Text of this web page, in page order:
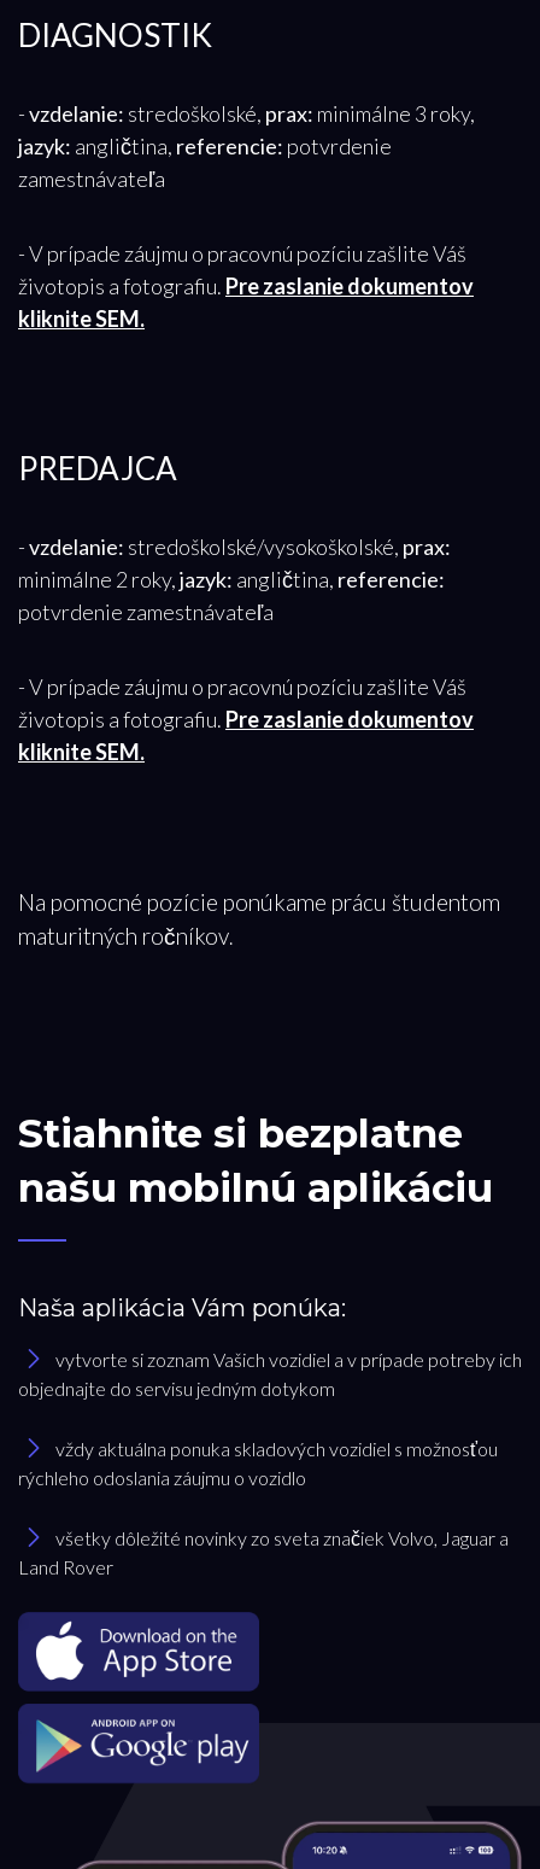
DIAGNOSTIK
-vzdelanie: stredoškolské, prax: minimálne 3 roky,
jazyk: angličtina, referencie: potvrdenie
zamestnávateľa
- V prípade záujmu o pracovnú pozíciu zašlite Váš
životopis a fotografiu. Pre zaslanie dokumentov
kliknite SEM.
PREDAJCA
-vzdelanie: stredoškolské/vysokoškolské, prax:
minimálne 2 roky,jazyk: angličtina, referencie:
potvrdenie zamestnávateľa
- V prípade záujmu o pracovnú pozíciu zašlite Váš
životopis a fotografiu. Pre zaslanie dokumentov
kliknite SEM.
Na pomocné pozície ponúkame prácu študentom
maturitných ročníkov.
Stiahnite si bezplatne
našu mobilnú aplikáciu
Naša aplikácia Vám ponúka:
vytvorte si zoznam Vašich vozidiel a v prípade potreby ich
objednajte do servisu jedným dotykom
vždy aktuálna ponuka skladových vozidiel s možnosťou
rýchleho odoslania záujmu o vozidlo
všetky dôležité novinky zo sveta značiek Volvo, Jaguar a
Land Rover